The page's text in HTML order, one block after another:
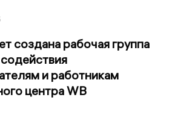
создана рабочая группа
и работникам
центра WB